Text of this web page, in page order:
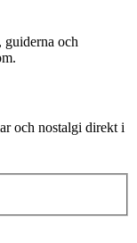
och
och nostalgi direkt i